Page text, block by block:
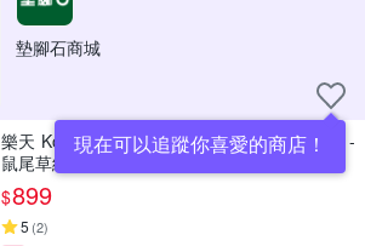
墊腳石商城
現在可以追蹤你喜愛的商店！
樂天 Kobo Libra Colour 磁感應保護殼基本款 -
鼠尾草綠
$899
5 (2)